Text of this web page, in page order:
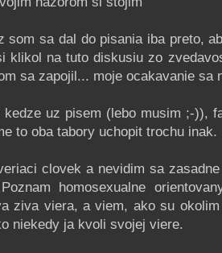
som sa dal do pisania iba preto,
klikol na tuto diskusiu zo
sa zapojil... moje ocakavanie sa
kedze uz pisem (lebo musim ;-)),
to oba tabory uchopit trochu inak.
clovek a nevidim sa
homosexualne
ziva viera, a viem, ako su
niekedy ja kvoli svojej viere.